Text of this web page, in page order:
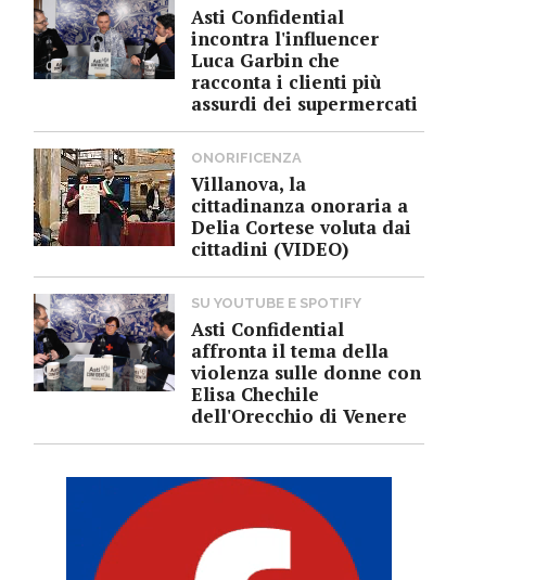
Asti Confidential
incontra l'influencer
Luca Garbin che
racconta i clienti più
assurdi dei supermercati
ONORIFICENZA
Villanova, la
cittadinanza onoraria a
Delia Cortese voluta dai
cittadini (VIDEO)
SU YOUTUBE E SPOTIFY
Asti Confidential
affronta il tema della
violenza sulle donne con
Elisa Chechile
dell'Orecchio di Venere